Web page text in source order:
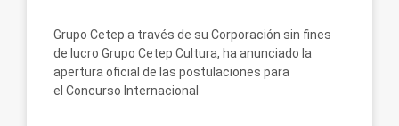
Grupo Cetep a través de su Corporación sin fines
de lucro Grupo Cetep Cultura, ha anunciado la
apertura oficial de las postulaciones para
el Concurso Internacional